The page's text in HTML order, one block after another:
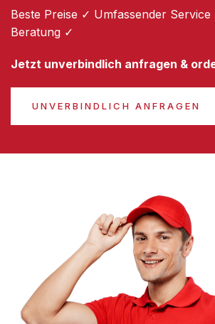
Beste Preise ✓ Umfassender
Beratung ✓
Jetzt unverbindlich anfragen &
UNVERBINDLICH ANFRAGEN